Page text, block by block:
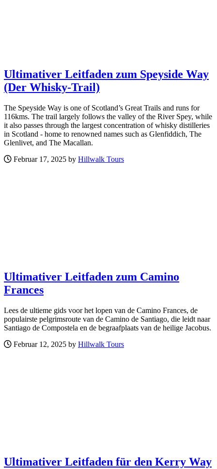
Ultimativer Leitfaden zum Speyside Way
(Der Whisky-Trail)
The Speyside Way is one of Scotland’s Great Trails and runs for
116kms. The trail largely follows the valley of the River Spey, while
it also passes through the largest concentration of whisky distilleries
in Scotland - home to renowned names such as Glenfiddich, The
Glenlivet, and The Macallan.
Februar 17, 2025 by Hillwalk Tours
Ultimativer Leitfaden zum Camino
Frances
Lees de ultieme gids voor het lopen van de Camino Frances, de
populairste pelgrimsroute van de Camino de Santiago, die leidt naar
Santiago de Compostela en de begraafplaats van de heilige Jacobus.
Februar 12, 2025 by Hillwalk Tours
Ultimativer Leitfaden für den Kerry Way